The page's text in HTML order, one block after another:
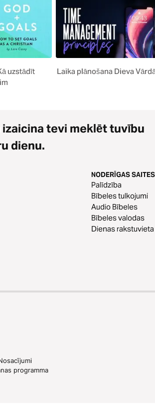
uzstādīt
Laika plānošana Dieva
tevi meklēt tuvību
dienu.
NODERĪGAS SAITES
Palīdzība
Bībeles tulkojumi
Audio Bībeles
Bībeles valodas
Dienas rakstuvieta
programma